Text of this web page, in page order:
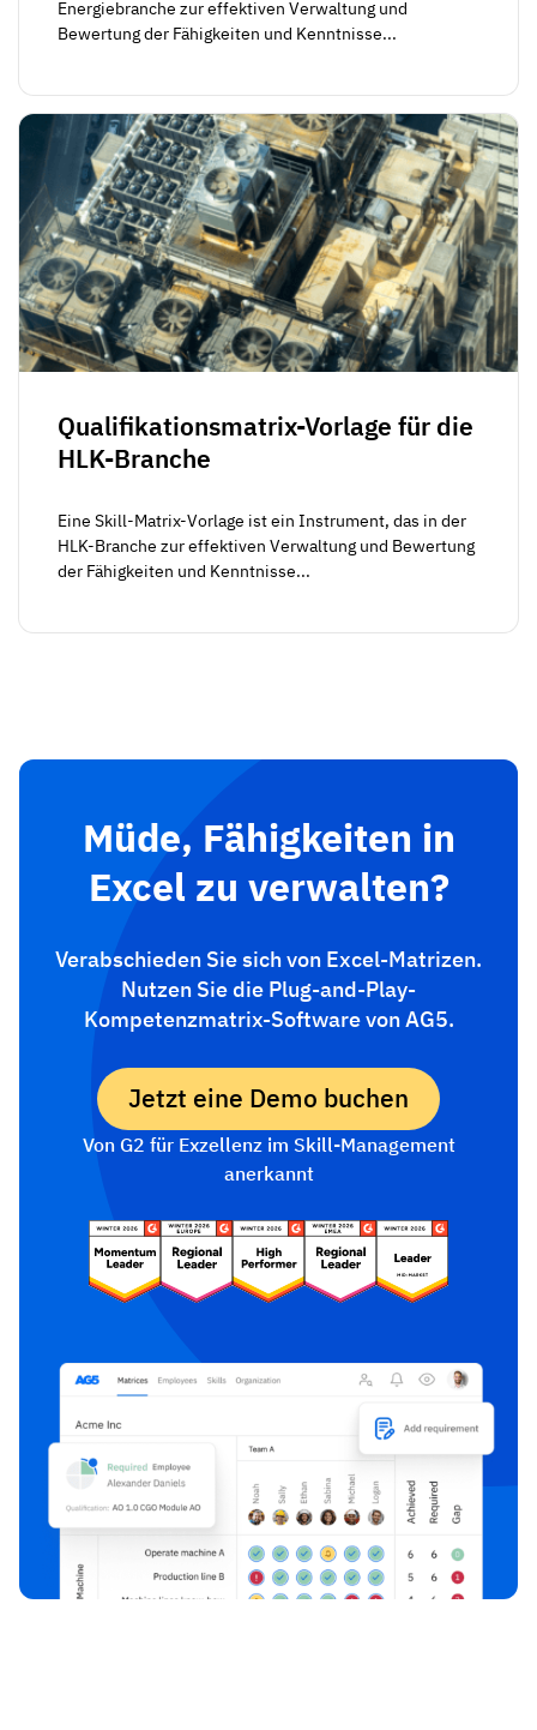
Energiebranche zur effektiven Verwaltung und
Bewertung der Fähigkeiten und Kenntnisse...
Qualifikationsmatrix-Vorlage für die
HLK-Branche
Eine Skill-Matrix-Vorlage ist ein Instrument, das in der
HLK-Branche zur effektiven Verwaltung und Bewertung
der Fähigkeiten und Kenntnisse...
Müde, Fähigkeiten in
Excel zu verwalten?
Verabschieden Sie sich von Excel-Matrizen.
Nutzen Sie die Plug-and-Play-
Kompetenzmatrix-Software von AG5.
Jetzt eine Demo buchen
Von G2 für Exzellenz im Skill-Management
anerkannt